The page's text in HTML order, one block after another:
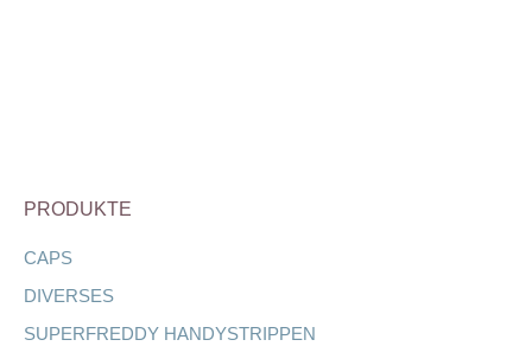
PRODUKTE
CAPS
DIVERSES
SUPERFREDDY HANDYSTRIPPEN